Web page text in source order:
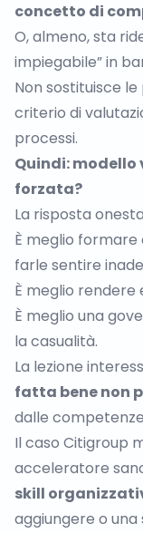
concetto di
O, almeno, sta
impiegabile” in
Non sostituisce
criterio di
processi.
Quindi:
forzata?
La risposta
È meglio
farle sentire
È meglio
È meglio una
la casualità.
La lezione
fatta bene non
dalle
Il caso Citigroup
acceleratore
skill
aggiungere o una